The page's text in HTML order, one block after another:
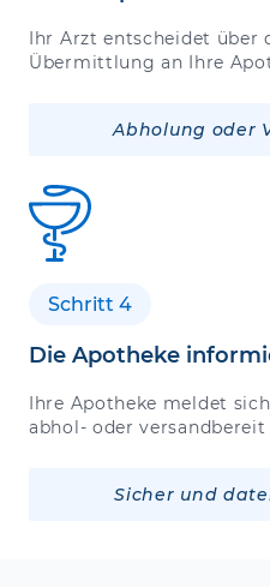
Ihr Arzt entscheidet über
Übermittlung an Ihre
Abholung oder
Schritt 4
Die Apotheke
Ihre Apotheke meldet
abhol- oder versandbereit
Sicher und